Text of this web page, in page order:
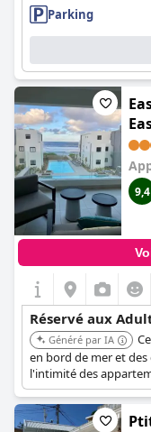
Parking
9,4
Réservé aux
Généré par IA
en bord de mer et
l'intimité des
recherchant une